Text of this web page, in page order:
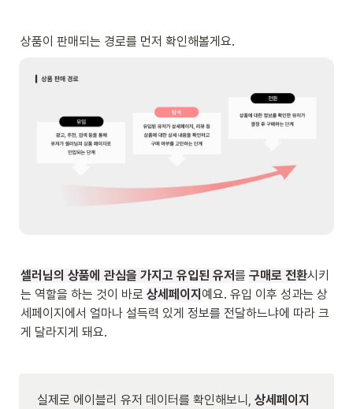
상품이 판매되는 경로를 먼저 확인해볼게요.
셀러님의 상품에 관심을 가지고 유입된 유저를 구매로 전환시키
는 역할을 하는 것이 바로 상세페이지 예요. 유입 이후 성과는 상
세페이지에서 얼마나 설득력 있게 정보를 전달하느냐에 따라 크
게 달라지게 돼요.
실제로 에이블리 유저 데이터를 확인해보니, 상세페이지